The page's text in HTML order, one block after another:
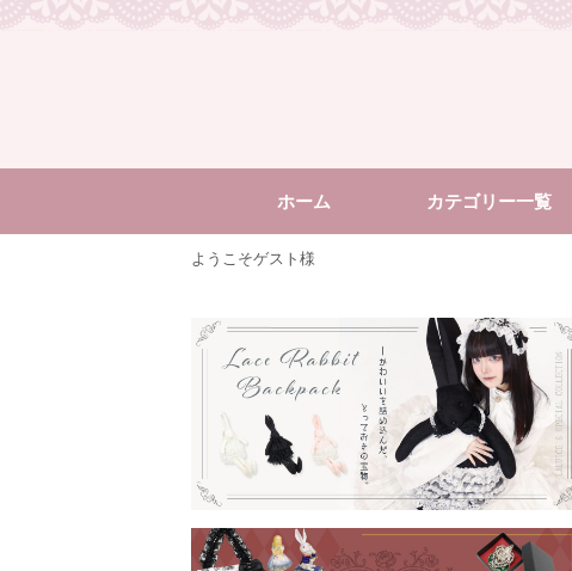
ホーム カテゴリー一覧
ようこそゲスト様